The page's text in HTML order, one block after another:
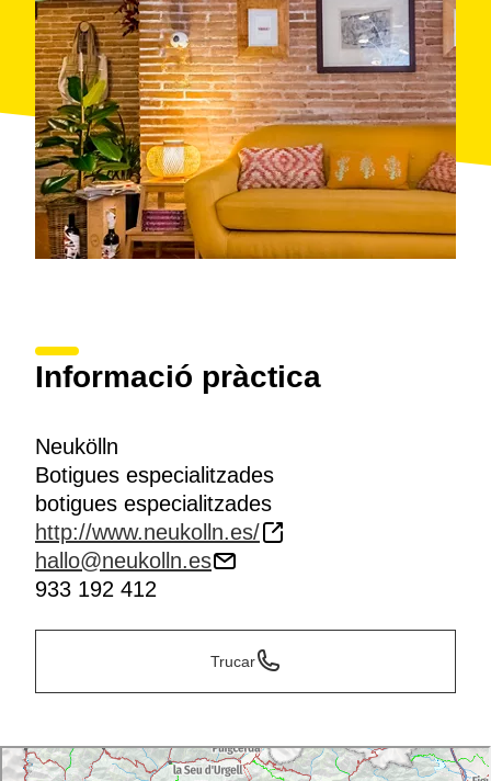
Informació pràctica
Neukölln
Botigues especialitzades
botigues especialitzades
http://www.neukolln.es/
hallo@neukolln.es
933 192 412
Trucar